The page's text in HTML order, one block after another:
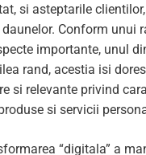
si asteptarile
Conform unui
importante, unul
rand, acestia isi
si relevante privind
si servicii
“digitala” a